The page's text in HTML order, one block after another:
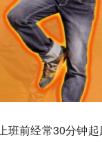
班前经常30分钟